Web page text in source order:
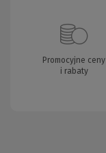
Promocyjne ceny
i rabaty